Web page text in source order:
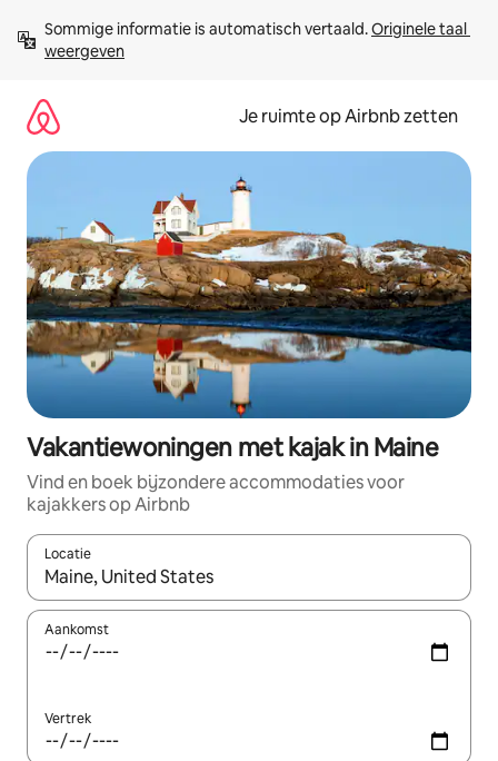
direct
naar
Sommige informatie is automatisch vertaald. Originele taal
weergeven
Je ruimte op Airbnb zetten
Vakantiewoningen met kajak in Maine
Vind en boek bijzondere accommodaties voor
kajakkers op Airbnb
Locatie
Wanneer er suggesties beschikbaar zijn, maak je een keuze
Aankomst
Vertrek